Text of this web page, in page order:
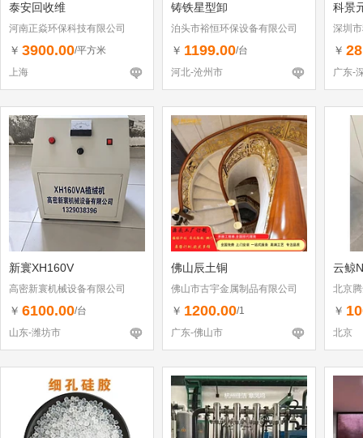
泰安回收维
河南正焱环保科技有限公司
￥ 3900.00/平方米
上海
铸铁星型卸
泊头市裕恒环保设备有限公司
￥ 1199.00/台
河北-沧州市
科景
深圳
￥
广东-
新寰XH160V
高密新寰机械设备有限公司
￥ 6100.00/台
山东-潍坊市
佛山辰土铜
佛山市古宇金属制品有限公司
￥ 1200.00/1
广东-佛山市
云鲸
北京
￥
北京